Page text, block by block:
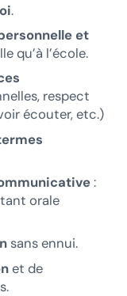
.
et
qu’à l’école.
respect
écouter, etc.)
:
orale
sans ennui.
et de